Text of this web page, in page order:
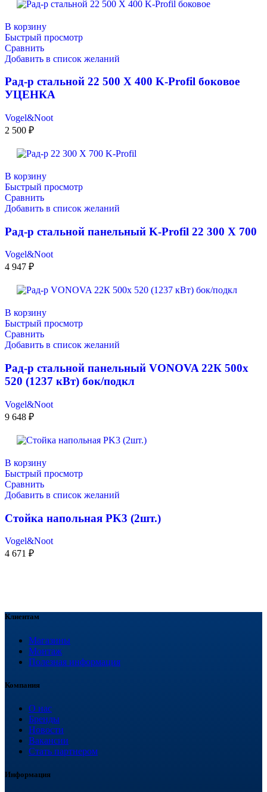
В корзину
Быстрый просмотр
Сравнить
Добавить в список желаний
Рад-р стальной 22 500 X 400 K-Profil боковое
УЦЕНКА
Vogel&Noot
2 500 ₽
В корзину
Быстрый просмотр
Сравнить
Добавить в список желаний
Рад-р стальной панельный K-Profil 22 300 X 700
Vogel&Noot
4 947 ₽
В корзину
Быстрый просмотр
Сравнить
Добавить в список желаний
Рад-р стальной панельный VONOVA 22К 500х
520 (1237 кВт) бок/подкл
Vogel&Noot
9 648 ₽
В корзину
Быстрый просмотр
Сравнить
Добавить в список желаний
Стойка напольная PK3 (2шт.)
Vogel&Noot
4 671 ₽
Клиентам
Магазины
Монтаж
Полезная информация
Компания
О нас
Бренды
Новости
Вакансии
Стать партнером
Информация